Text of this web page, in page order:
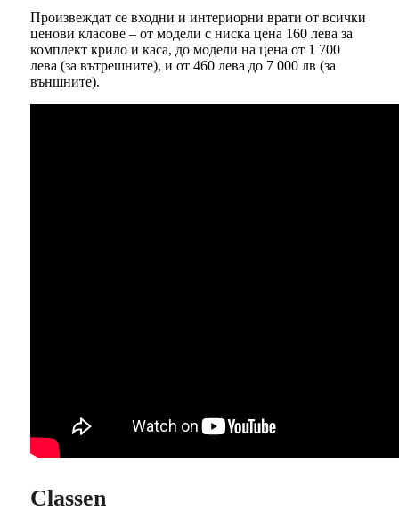
Произвеждат се входни и интериорни врати от всички
ценови класове – от модели с ниска цена 160 лева за
комплект крило и каса, до модели на цена от 1 700
лева (за вътрешните), и от 460 лева до 7 000 лв (за
външните).
Classen